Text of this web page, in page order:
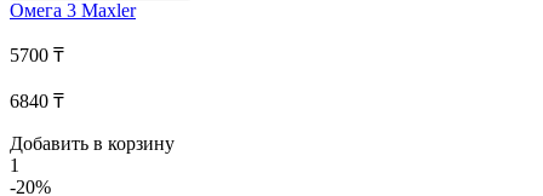
Омега 3 Maxler
5700 ₸
6840 ₸
Добавить в корзину
1
-20%